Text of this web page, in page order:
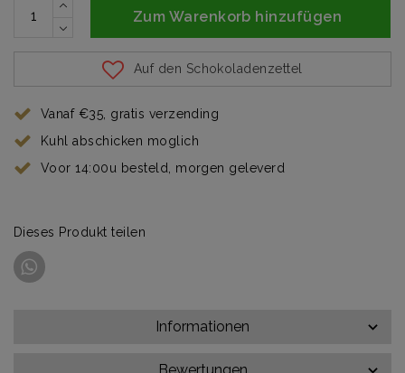
Zum Warenkorb hinzufügen
Auf den Schokoladenzettel
Vanaf €35, gratis verzending
Kuhl abschicken moglich
Voor 14:00u besteld, morgen geleverd
Dieses Produkt teilen
Informationen